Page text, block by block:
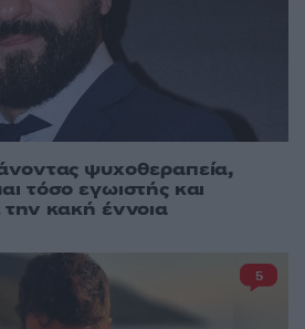
ψυχοθεραπεία,
τόσο εγωιστής και
την κακή έννοια
5